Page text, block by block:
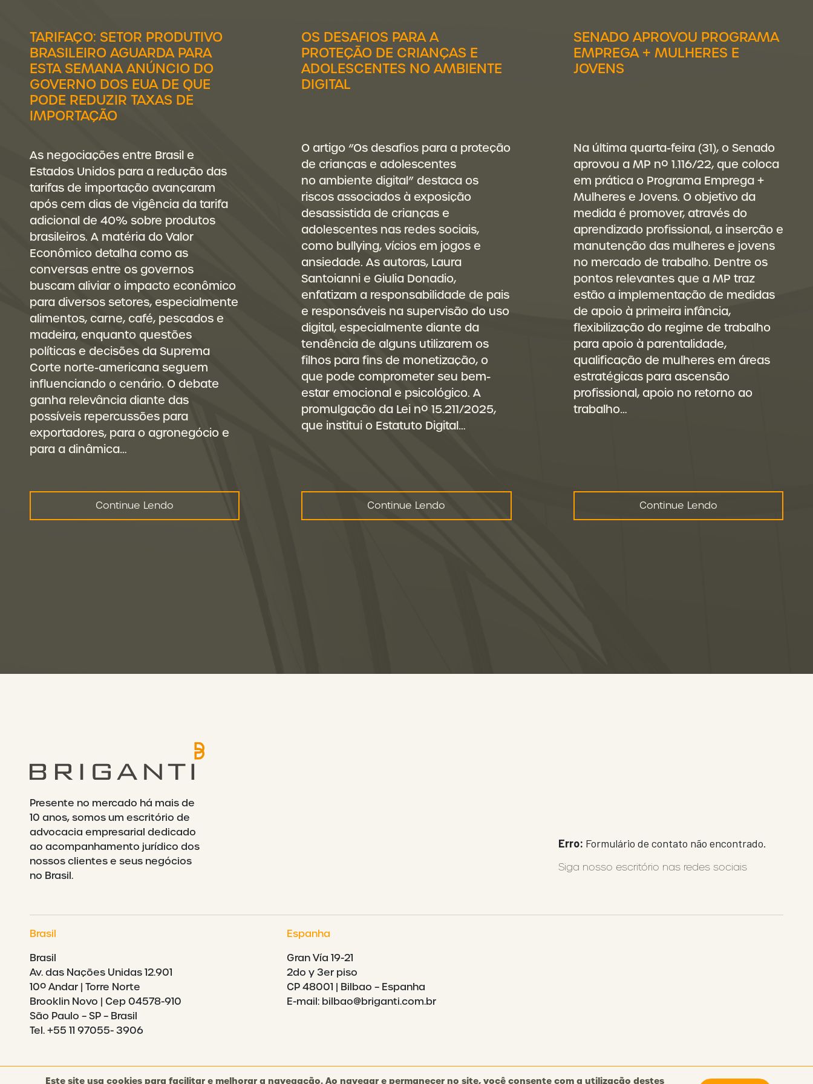
TARIFAÇO: SETOR PRODUTIVO
BRASILEIRO AGUARDA PARA
ESTA SEMANA ANÚNCIO DO
GOVERNO DOS EUA DE QUE
PODE REDUZIR TAXAS DE
IMPORTAÇÃO
As negociações entre Brasil e
Estados Unidos para a redução das
tarifas de importação avançaram
após cem dias de vigência da tarifa
adicional de 40% sobre produtos
brasileiros. A matéria do Valor
Econômico detalha como as
conversas entre os governos
buscam aliviar o impacto econômico
para diversos setores, especialmente
alimentos, carne, café, pescados e
madeira, enquanto questões
políticas e decisões da Suprema
Corte norte-americana seguem
influenciando o cenário. O debate
ganha relevância diante das
possíveis repercussões para
exportadores, para o agronegócio e
para a dinâmica…
Continue Lendo
OS DESAFIOS PARA A
PROTEÇÃO DE CRIANÇAS E
ADOLESCENTES NO AMBIENTE
DIGITAL
O artigo “Os desafios para a proteção
de crianças e adolescentes
no ambiente digital” destaca os
riscos associados à exposição
desassistida de crianças e
adolescentes nas redes sociais,
como bullying, vícios em jogos e
ansiedade. As autoras, Laura
Santoianni e Giulia Donadio,
enfatizam a responsabilidade de pais
e responsáveis na supervisão do uso
digital, especialmente diante da
tendência de alguns utilizarem os
filhos para fins de monetização, o
que pode comprometer seu bem-
estar emocional e psicológico. A
promulgação da Lei nº 15.211/2025,
que institui o Estatuto Digital…
Continue Lendo
SENADO APROVOU PROGRAMA
EMPREGA + MULHERES E
JOVENS
Na última quarta-feira (31), o Senado
aprovou a MP nº 1.116/22, que coloca
em prática o Programa Emprega +
Mulheres e Jovens. O objetivo da
medida é promover, através do
aprendizado profissional, a inserção e
manutenção das mulheres e jovens
no mercado de trabalho. Dentre os
pontos relevantes que a MP traz
estão a implementação de medidas
de apoio à primeira infância,
flexibilização do regime de trabalho
para apoio à parentalidade,
qualificação de mulheres em áreas
estratégicas para ascensão
profissional, apoio no retorno ao
trabalho…
Continue Lendo
Presente no mercado há mais de
10 anos, somos um escritório de
advocacia empresarial dedicado
ao acompanhamento jurídico dos
nossos clientes e seus negócios
no Brasil.
Erro: Formulário de contato não encontrado.
Siga nosso escritório nas redes sociais
Brasil
Brasil
Av. das Nações Unidas 12.901
10º Andar | Torre Norte
Brooklin Novo | Cep 04578-910
São Paulo – SP – Brasil
Tel. +55 11 97055- 3906
Espanha
Gran Vía 19-21
2do y 3er piso
CP 48001 | Bilbao – Espanha
E-mail: bilbao@briganti.com.br
Este site usa cookies para facilitar e melhorar a navegação. Ao navegar e permanecer no site, você consente com a utilização destes